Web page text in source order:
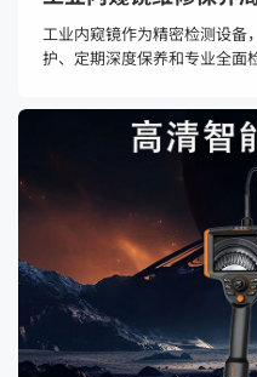
工业内窥镜作为精密检测设备
护、定期深度保养和专业全面
必须进行的基础工作。使用前
测试摇杆转向是否灵活；使